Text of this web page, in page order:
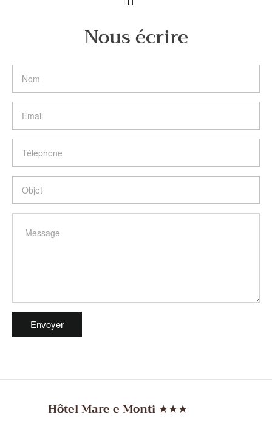
Nous écrire
Hôtel Mare e Monti ★★★